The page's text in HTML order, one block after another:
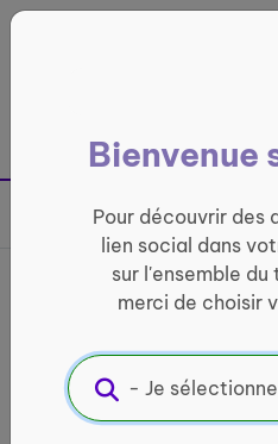
France entière
Bienvenue
Pour découvrir des
lien social dans
sur l'ensemble
merci de choisir
Partager sur
Activités
ACTIVITÉ PHYSIQUE
Informations
Panneau de gestion des